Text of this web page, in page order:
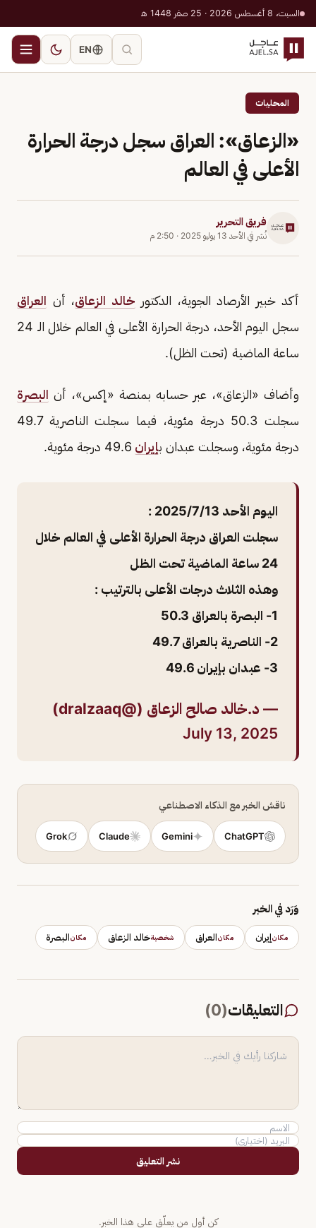
السبت، 8 أغسطس 2026 · 25 صفر 1448 هـ
EN
المحليات
«الزعاق»: العراق سجل درجة الحرارة
الأعلى في العالم
فريق التحرير
نُشر في الأحد 13 يوليو 2025 · 2:50 م
أكد خبير الأرصاد الجوية، الدكتور خالد الزعاق، أن العراق
سجل اليوم الأحد، درجة الحرارة الأعلى في العالم خلال الـ 24
ساعة الماضية (تحت الظل).
وأضاف «الزعاق»، عبر حسابه بمنصة «إكس»، أن البصرة
سجلت 50.3 درجة مئوية، فيما سجلت الناصرية 49.7
درجة مئوية، وسجلت عبدان بإيران
اليوم الأحد 2025/7/13 :
سجلت العراق درجة الحرارة الأعلى في العالم خلال
24 ساعة الماضية تحت الظل
وهذه الثلاث درجات الأعلى بالترتيب :
1- البصرة بالعراق 50.3
2- الناصرية بالعراق 49.7
3- عبدان بإيران 49.6
— د.خالد صالح الزعاق (@dralzaaq)
July 13, 2025
ناقش الخبر مع الذكاء الاصطناعي
ChatGPT
Gemini
Claude
Grok
وَرَد في الخبر
مكانإيران مكانالعراق شخصيةخالد الزعاق مكانالبصرة
التعليقات(
0
)
نشر التعليق
كن أول من يعلّق على هذا الخبر.